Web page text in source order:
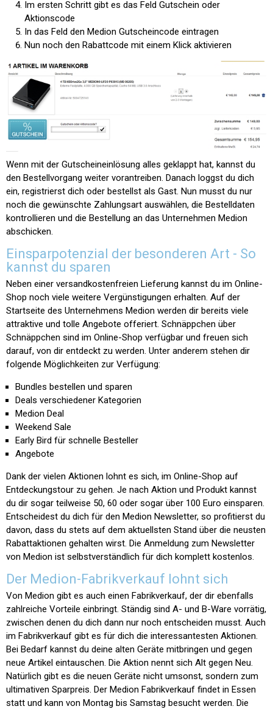
Im ersten Schritt gibt es das Feld Gutschein oder
Aktionscode
In das Feld den Medion Gutscheincode eintragen
Nun noch den Rabattcode mit einem Klick aktivieren
Wenn mit der Gutscheineinlösung alles geklappt hat, kannst du
den Bestellvorgang weiter vorantreiben. Danach loggst du dich
ein, registrierst dich oder bestellst als Gast. Nun musst du nur
noch die gewünschte Zahlungsart auswählen, die Bestelldaten
kontrollieren und die Bestellung an das Unternehmen Medion
abschicken.
Einsparpotenzial der besonderen Art - So
kannst du sparen
Neben einer versandkostenfreien Lieferung kannst du im Online-
Shop noch viele weitere Vergünstigungen erhalten. Auf der
Startseite des Unternehmens Medion werden dir bereits viele
attraktive und tolle Angebote offeriert. Schnäppchen über
Schnäppchen sind im Online-Shop verfügbar und freuen sich
darauf, von dir entdeckt zu werden. Unter anderem stehen dir
folgende Möglichkeiten zur Verfügung:
Bundles bestellen und sparen
Deals verschiedener Kategorien
Medion Deal
Weekend Sale
Early Bird für schnelle Besteller
Angebote
Dank der vielen Aktionen lohnt es sich, im Online-Shop auf
Entdeckungstour zu gehen. Je nach Aktion und Produkt kannst
du dir sogar teilweise 50, 60 oder sogar über 100 Euro einsparen.
Entscheidest du dich für den Medion Newsletter, so profitierst du
davon, dass du stets auf dem aktuellsten Stand über die neusten
Rabattaktionen gehalten wirst. Die Anmeldung zum Newsletter
von Medion ist selbstverständlich für dich komplett kostenlos.
Der Medion-Fabrikverkauf lohnt sich
Von Medion gibt es auch einen Fabrikverkauf, der dir ebenfalls
zahlreiche Vorteile einbringt. Ständig sind A- und B-Ware vorrätig,
zwischen denen du dich dann nur noch entscheiden musst. Auch
im Fabrikverkauf gibt es für dich die interessantesten Aktionen.
Bei Bedarf kannst du deine alten Geräte mitbringen und gegen
neue Artikel eintauschen. Die Aktion nennt sich Alt gegen Neu.
Natürlich gibt es die neuen Geräte nicht umsonst, sondern zum
ultimativen Sparpreis. Der Medion Fabrikverkauf findet in Essen
statt und kann von Montag bis Samstag besucht werden. Die